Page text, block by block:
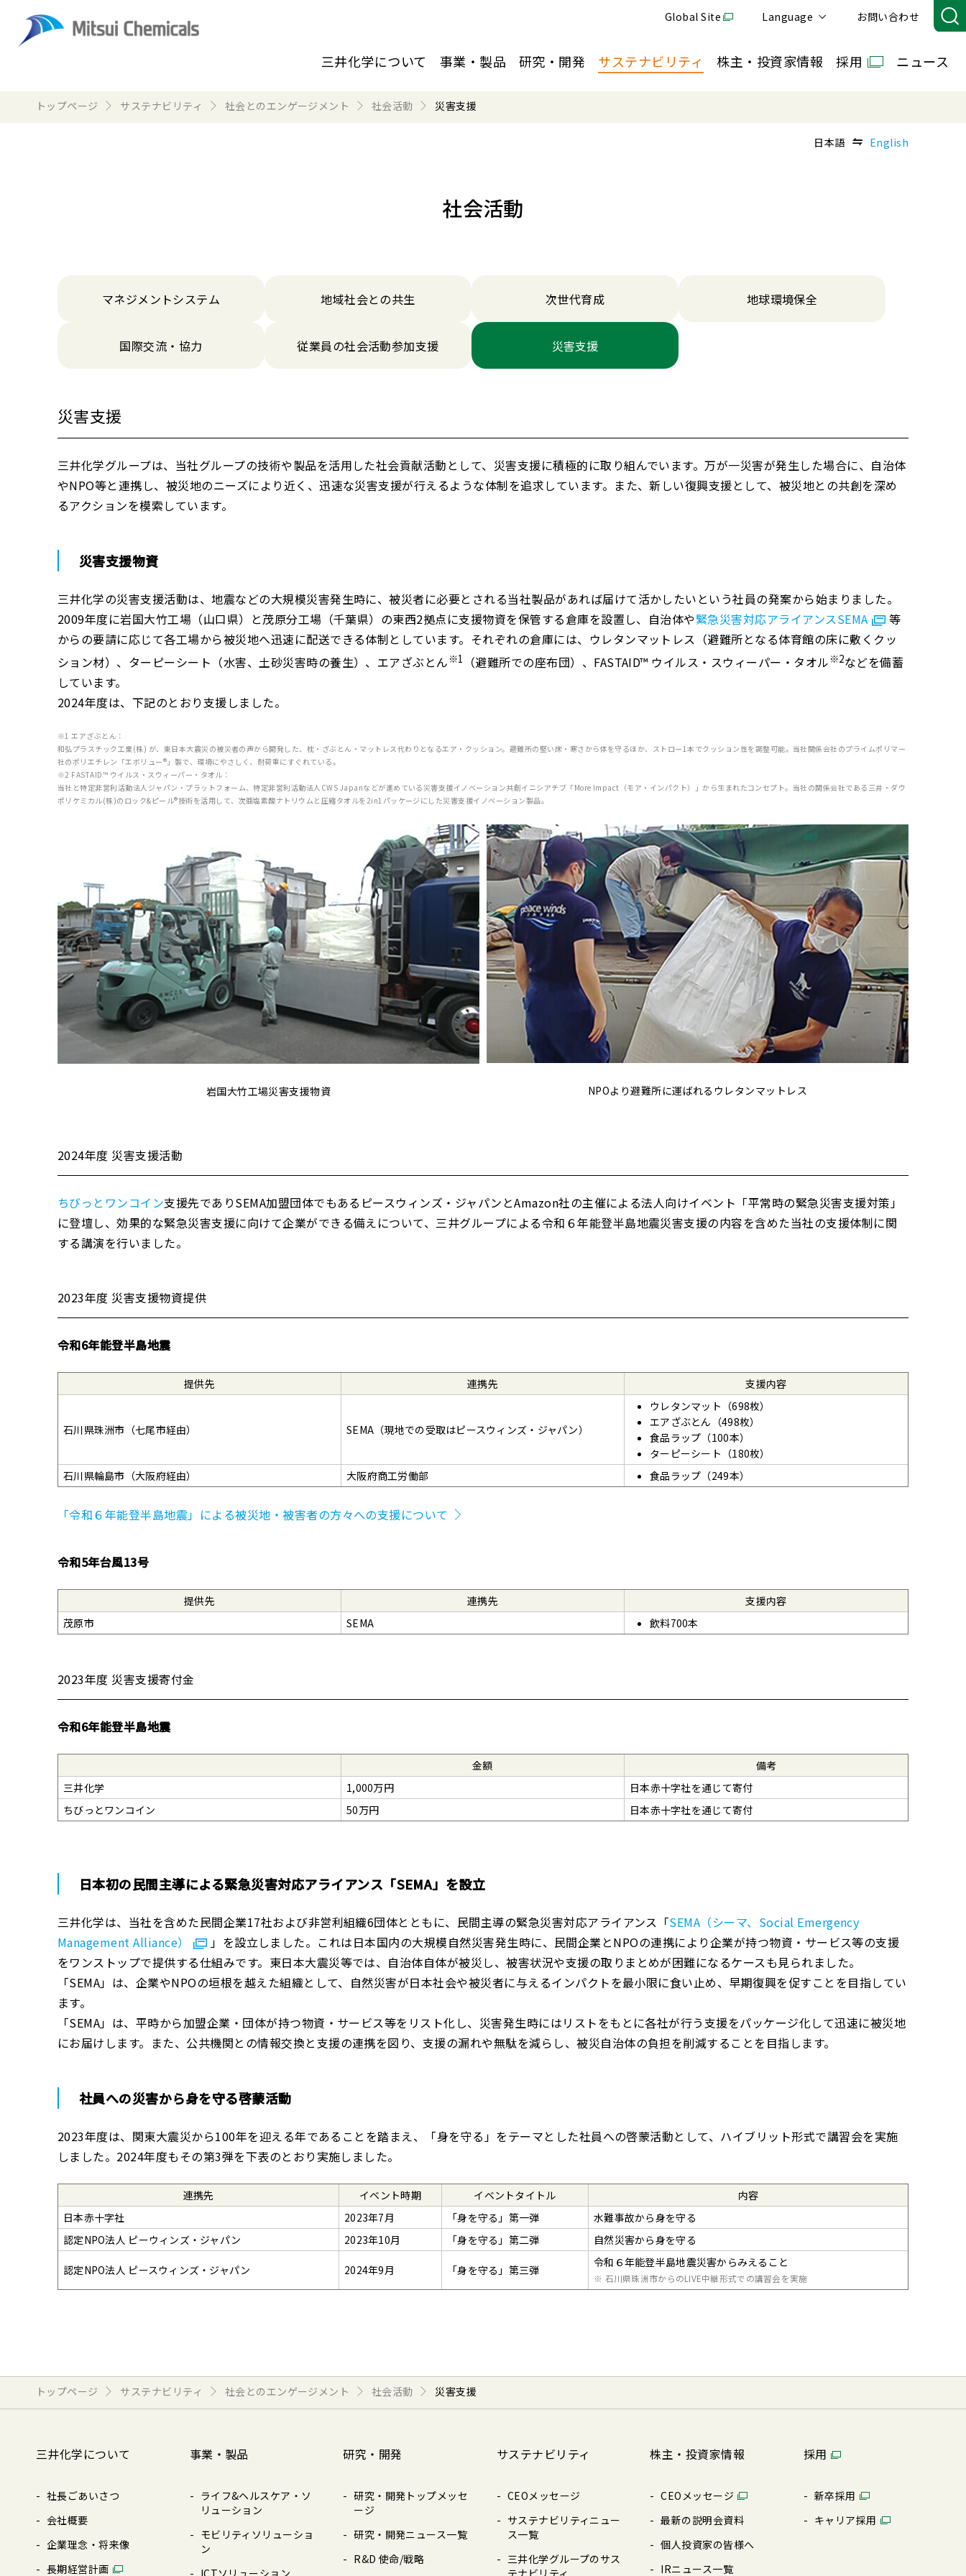
Global Site Language お問い合わせ
三井化学について 事業・製品 研究・開発 サステナビリティ 株主・投資家情報 採用 ニュース
トップページ サステナビリティ 社会とのエンゲージメント 社会活動 災害支援
日本語 English
社会活動
マネジメントシステム 地域社会との共生 次世代育成 地球環境保全
国際交流・協力 従業員の社会活動参加支援 災害支援
災害支援
三井化学グループは、当社グループの技術や製品を活用した社会貢献活動として、災害支援に積極的に取り組んでいます。万が一災害が発生した場合に、自治体
やNPO等と連携し、被災地のニーズにより近く、迅速な災害支援が行えるような体制を追求しています。また、新しい復興支援として、被災地との共創を深め
るアクションを模索しています。
災害支援物資
三井化学の災害支援活動は、地震などの大規模災害発生時に、被災者に必要とされる当社製品があれば届けて活かしたいという社員の発案から始まりました。
2009年度に岩国大竹工場（山口県）と茂原分工場（千葉県）の東西2拠点に支援物資を保管する倉庫を設置し、自治体や緊急災害対応アライアンスSEMA
等
からの要請に応じて各工場から被災地へ迅速に配送できる体制としています。それぞれの倉庫には、ウレタンマットレス（避難所となる体育館の床に敷くクッ
ション材）、ターピーシート（水害、土砂災害時の養生）、エアざぶとん ※1 （避難所での座布団）、FASTAID™ ウイルス・スウィーパー・タオル ※2などを備蓄
しています。
2024年度は、下記のとおり支援しました。
※1 エアざぶとん：
和弘プラスチック工業(株) が、東日本大震災の被災者の声から開発した、枕・ざぶとん・マットレス代わりとなるエア・クッション。避難所の堅い床・寒さから体を守るほか、ストロー1本でクッション性を調整可能。当社関係会社のプライムポリマー
社のポリエチレン「エボリュー®」製で、環境にやさしく、耐荷重にすぐれている。
※2 FASTAID™ ウイルス・スウィーパー・タオル：
当社と特定非営利活動法人ジャパン・プラットフォーム、特定非営利活動法人CWS Japanなどが進めている災害支援イノベーション共創イニシアチブ「More Impact（モア・インパクト）」から生まれたコンセプト。当社の関係会社である三井・ダウ
ポリケミカル(株)のロック&ピール®技術を活用して、次亜塩素酸ナトリウムと圧縮タオルを2in1パッケージにした災害支援イノベーション製品。
岩国大竹工場災害支援物資 NPOより避難所に運ばれるウレタンマットレス
2024年度 災害支援活動
ちびっとワンコイン支援先でありSEMA加盟団体でもあるピースウィンズ・ジャパンとAmazon社の主催による法人向けイベント「平常時の緊急災害支援対策」
に登壇し、効果的な緊急災害支援に向けて企業ができる備えについて、三井グループによる令和６年能登半島地震災害支援の内容を含めた当社の支援体制に関
する講演を行いました。
2023年度 災害支援物資提供
令和6年能登半島地震
提供先 連携先 支援内容
石川県珠洲市（七尾市経由） SEMA（現地での受取はピースウィンズ・ジャパン）
ウレタンマット（698枚）
エアざぶとん（498枚）
食品ラップ（100本）
ターピーシート（180枚）
石川県輪島市（大阪府経由）
大阪府商工労働部 食品ラップ（249本）
「令和６年能登半島地震」による被災地・被害者の方々への支援について
令和5年台風13号
提供先 連携先
支援内容
茂原市
SEMA 飲料700本
2023年度 災害支援寄付金
令和6年能登半島地震
金額
備考
三井化学
1,000万円
日本赤十字社を通じて寄付
ちびっとワンコイン
50万円 日本赤十字社を通じて寄付
日本初の民間主導による緊急災害対応アライアンス「SEMA」を設立
三井化学は、当社を含めた民間企業17社および非営利組織6団体とともに、民間主導の緊急災害対応アライアンス「SEMA（シーマ、Social Emergency
Management Alliance）
」を設立しました。これは日本国内の大規模自然災害発生時に、民間企業とNPOの連携により企業が持つ物資・サービス等の支援
をワンストップで提供する仕組みです。東日本大震災等では、自治体自体が被災し、被害状況や支援の取りまとめが困難になるケースも見られました。
「SEMA」は、企業やNPOの垣根を越えた組織として、自然災害が日本社会や被災者に与えるインパクトを最小限に食い止め、早期復興を促すことを目指してい
ます。
「SEMA」は、平時から加盟企業・団体が持つ物資・サービス等をリスト化し、災害発生時にはリストをもとに各社が行う支援をパッケージ化して迅速に被災地
にお届けします。また、公共機関との情報交換と支援の連携を図り、支援の漏れや無駄を減らし、被災自治体の負担を削減することを目指します。
社員への災害から身を守る啓蒙活動
2023年度は、関東大震災から100年を迎える年であることを踏まえ、「身を守る」をテーマとした社員への啓蒙活動として、ハイブリット形式で講習会を実施
しました。2024年度もその第3弾を下表のとおり実施しました。
連携先 イベント時期 イベントタイトル
内容
日本赤十字社
2023年7月 「身を守る」第一弾
水難事故から身を守る
認定NPO法人 ピーウィンズ・ジャパン
2023年10月 「身を守る」第二弾 自然災害から身を守る
認定NPO法人 ピースウィンズ・ジャパン 2024年9月 「身を守る」第三弾
令和６年能登半島地震災害からみえること
※ 石川県珠洲市からのLIVE中継形式での講習会を実施
トップページ サステナビリティ 社会とのエンゲージメント 社会活動 災害支援
三井化学について
社長ごあいさつ
会社概要
企業理念・将来像
⻑期経営計画
事業・製品
ライフ&ヘルスケア・ソ
リューション
モビリティソリューショ
ン
ICTソリューション
研究・開発
研究・開発トップメッセ
ージ
研究・開発ニュース⼀覧
R&D 使命/戦略
サステナビリティ
CEOメッセージ
サステナビリティニュー
ス⼀覧
三井化学グループのサス
テナビリティ
株主・投資家情報
CEOメッセージ
最新の説明会資料
個⼈投資家の皆様へ
IRニュース⼀覧
採用
新卒採⽤
キャリア採⽤